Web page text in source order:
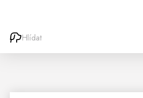
Hlídat